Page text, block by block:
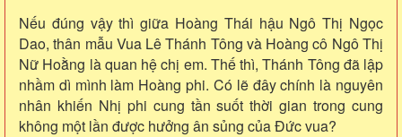
Nếu đúng vậy thì giữa Hoàng Thái hậu Ngô Thị Ngọc
Dao, thân mẫu Vua Lê Thánh Tông và Hoàng cô Ngô Thị
Nữ Hoằng là quan hệ chị em. Thế thì, Thánh Tông đã lập
nhầm dì mình làm Hoàng phi. Có lẽ đây chính là nguyên
nhân khiến Nhị phi cung tần suốt thời gian trong cung
không một lần được hưởng ân sủng của Đức vua?